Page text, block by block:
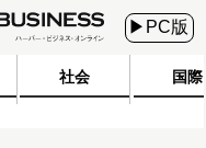
▶PC版
社会 国際